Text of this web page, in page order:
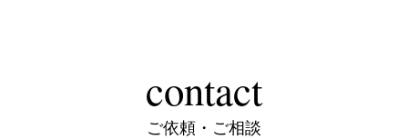
contact
ご依頼・ご相談